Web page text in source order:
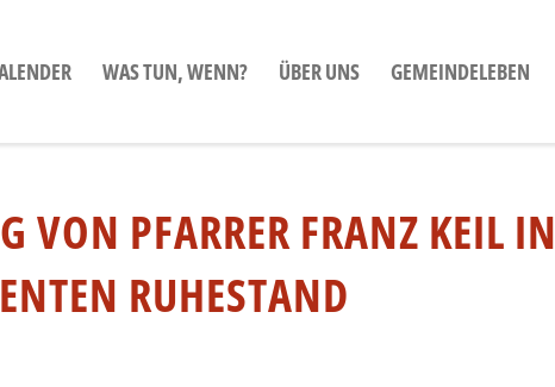
WAS TUN, WENN? ÜBER UNS GEMEINDELEBEN
VON PFARRER FRANZ KEIL IN
RUHESTAND